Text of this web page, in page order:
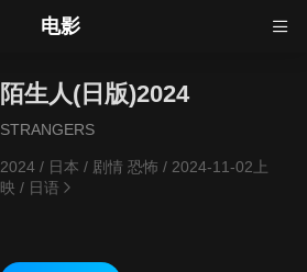
电影
陌生人(日版)2024
STRANGERS
2024 / 日本 / 剧情 恐怖/ 2024-11-02上
映 / 日语